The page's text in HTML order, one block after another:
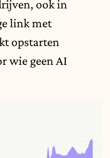
ook in
link met
opstarten
wie geen AI